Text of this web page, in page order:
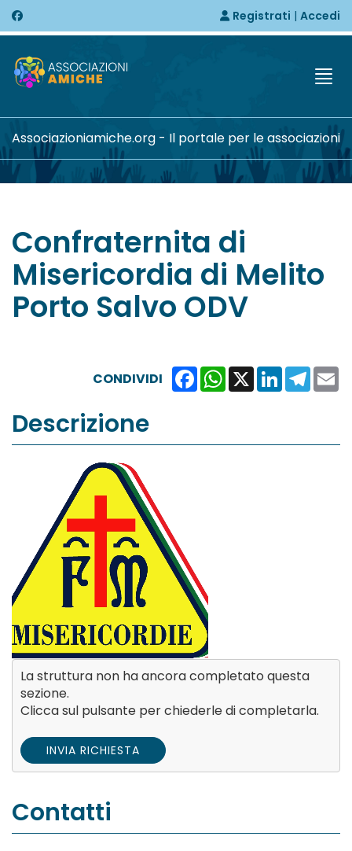
Registrati | Accedi
Associazioniamiche.org - Il portale per le associazioni
Confraternita di
Misericordia di Melito
Porto Salvo ODV
Facebook
WhatsApp
X LinkedIn
CONDIVIDI
Descrizione
La struttura non ha ancora completato questa
sezione.
Clicca sul pulsante per chiederle di completarla.
INVIA RICHIESTA
Contatti